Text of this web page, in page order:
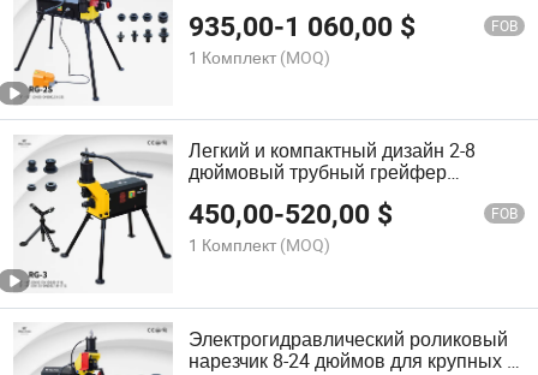
на продажу
935,00-1 060,00 $ FOB
1 Комплект (MOQ)
Легкий и компактный дизайн 2-8
дюймовый трубный грейфер
Sch10/20 стальная машина для
нарезки канавок
450,00-520,00 $ FOB
1 Комплект (MOQ)
Электрогидравлический роликовый
нарезчик 8-24 дюймов для крупных и